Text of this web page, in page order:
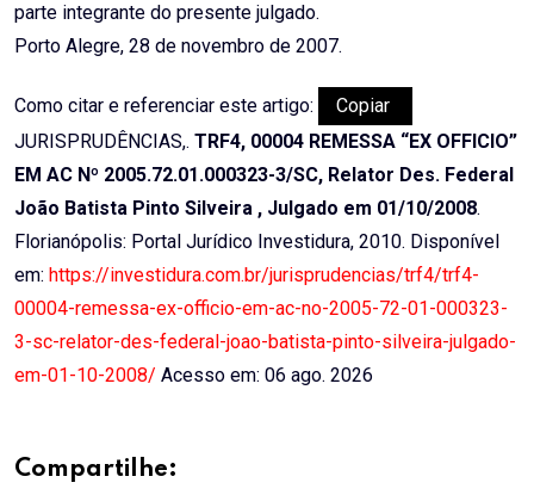
parte integrante do presente julgado.
Porto Alegre, 28 de novembro de 2007.
Como citar e referenciar este artigo:
Copiar
JURISPRUDÊNCIAS,. TRF4, 00004 REMESSA “EX OFFICIO”
EM AC Nº 2005.72.01.000323-3/SC, Relator Des. Federal
João Batista Pinto Silveira , Julgado em 01/10/2008.
Florianópolis: Portal Jurídico Investidura, 2010. Disponível
em: https://investidura.com.br/jurisprudencias/trf4/trf4-
00004-remessa-ex-officio-em-ac-no-2005-72-01-000323-
3-sc-relator-des-federal-joao-batista-pinto-silveira-julgado-
em-01-10-2008/ Acesso em: 06 ago. 2026
Compartilhe: